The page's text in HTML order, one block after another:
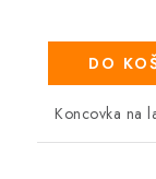
DO
Koncovka na